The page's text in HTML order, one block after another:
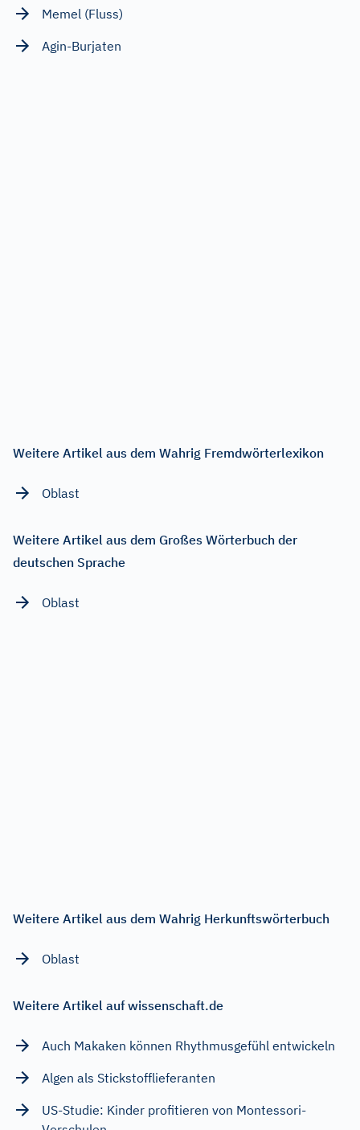
Memel (Fluss)
Agin-Burjaten
Weitere Artikel aus dem Wahrig Fremdwörterlexikon
Oblast
Weitere Artikel aus dem Großes Wörterbuch der
deutschen Sprache
Oblast
Weitere Artikel aus dem Wahrig Herkunftswörterbuch
Oblast
Weitere Artikel auf wissenschaft.de
Auch Makaken können Rhythmusgefühl entwickeln
Algen als Stickstofflieferanten
US-Studie: Kinder profitieren von Montessori-